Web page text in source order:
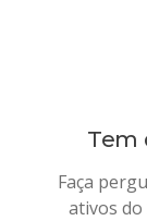
Tem
Faça
ativos do